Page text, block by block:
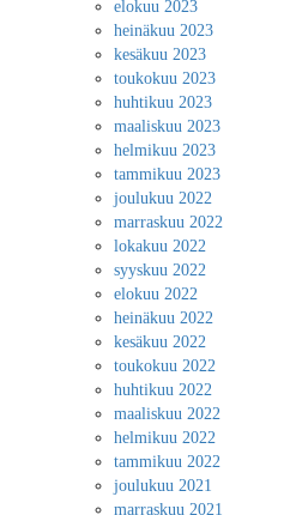
elokuu 2023
heinäkuu 2023
kesäkuu 2023
toukokuu 2023
huhtikuu 2023
maaliskuu 2023
helmikuu 2023
tammikuu 2023
joulukuu 2022
marraskuu 2022
lokakuu 2022
syyskuu 2022
elokuu 2022
heinäkuu 2022
kesäkuu 2022
toukokuu 2022
huhtikuu 2022
maaliskuu 2022
helmikuu 2022
tammikuu 2022
joulukuu 2021
marraskuu 2021